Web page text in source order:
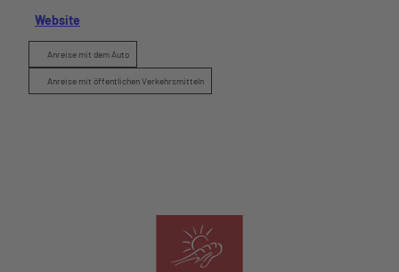
Website
Anreise mit dem Auto
Anreise mit öffentlichen Verkehrsmitteln